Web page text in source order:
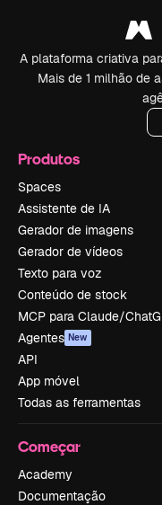
A plataforma criativa
Mais de 1 milhão de
Produtos
Spaces
Assistente de IA
Gerador de imagens
Gerador de vídeos
Texto para voz
Conteúdo de stock
MCP para Claude/
Agentes New
API
App móvel
Todas as ferramentas
Começar
Academy
Documentação